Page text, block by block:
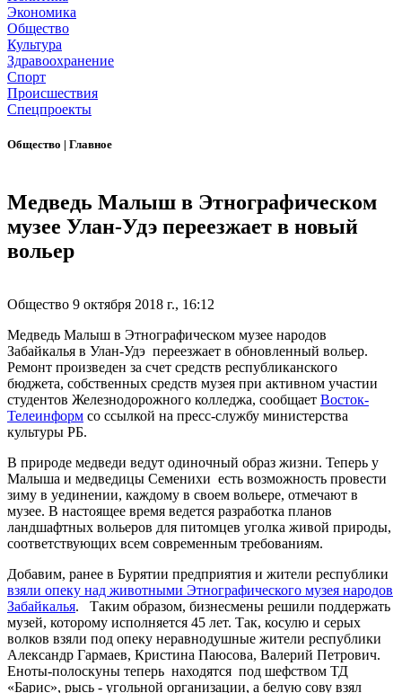
Экономика
Общество
Культура
Здравоохранение
Спорт
Происшествия
Спецпроекты
Общество | Главное
Медведь Малыш в Этнографическом
музее Улан-Удэ переезжает в новый
вольер
Общество 9 октября 2018 г., 16:12
Медведь Малыш в Этнографическом музее народов
Забайкалья в Улан-Удэ переезжает в обновленный вольер.
Ремонт произведен за счет средств республиканского
бюджета, собственных средств музея при активном участии
студентов Железнодорожного колледжа, сообщает Восток-
Телеинформ со ссылкой на пресс-службу министерства
культуры РБ.
В природе медведи ведут одиночный образ жизни. Теперь у
Малыша и медведицы Семенихи есть возможность провести
зиму в уединении, каждому в своем вольере, отмечают в
музее. В настоящее время ведется разработка планов
ландшафтных вольеров для питомцев уголка живой природы,
соответствующих всем современным требованиям.
Добавим, ранее в Бурятии предприятия и жители республики
взяли опеку над животными Этнографического музея народов
Забайкалья. Таким образом, бизнесмены решили поддержать
музей, которому исполняется 45 лет. Так, косулю и серых
волков взяли под опеку неравнодушные жители республики
Александр Гармаев, Кристина Паюсова, Валерий Петрович.
Еноты-полоскуны теперь находятся под шефством ТД
«Барис», рысь - угольной организации, а белую сову взял